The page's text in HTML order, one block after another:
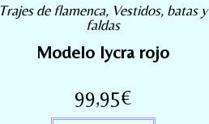
Trajes de flamenca, Vestidos, batas y
faldas
Modelo lycra rojo
99,95€